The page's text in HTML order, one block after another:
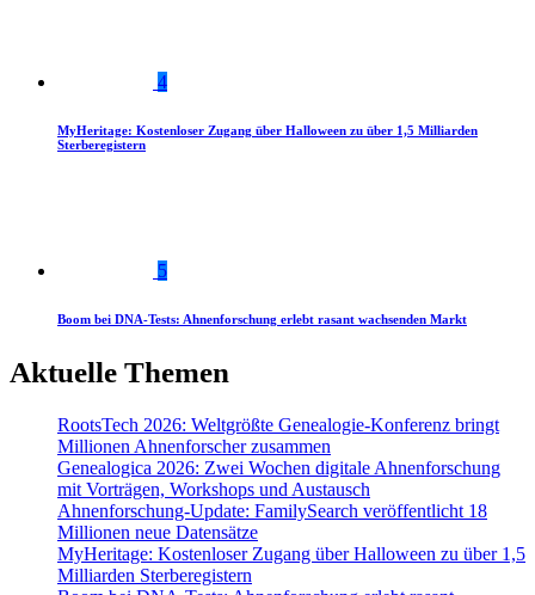
4
MyHeritage: Kostenloser Zugang über Halloween zu über 1,5 Milliarden
Sterberegistern
5
Boom bei DNA-Tests: Ahnenforschung erlebt rasant wachsenden Markt
Aktuelle Themen
RootsTech 2026: Weltgrößte Genealogie-Konferenz bringt
Millionen Ahnenforscher zusammen
Genealogica 2026: Zwei Wochen digitale Ahnenforschung
mit Vorträgen, Workshops und Austausch
Ahnenforschung-Update: FamilySearch veröffentlicht 18
Millionen neue Datensätze
MyHeritage: Kostenloser Zugang über Halloween zu über 1,5
Milliarden Sterberegistern